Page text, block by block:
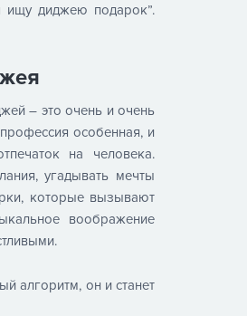
ищу диджею подарок”.
– это очень и очень
особенная, и
на человека.
угадывать мечты
которые вызывают
воображение
алгоритм, он и станет